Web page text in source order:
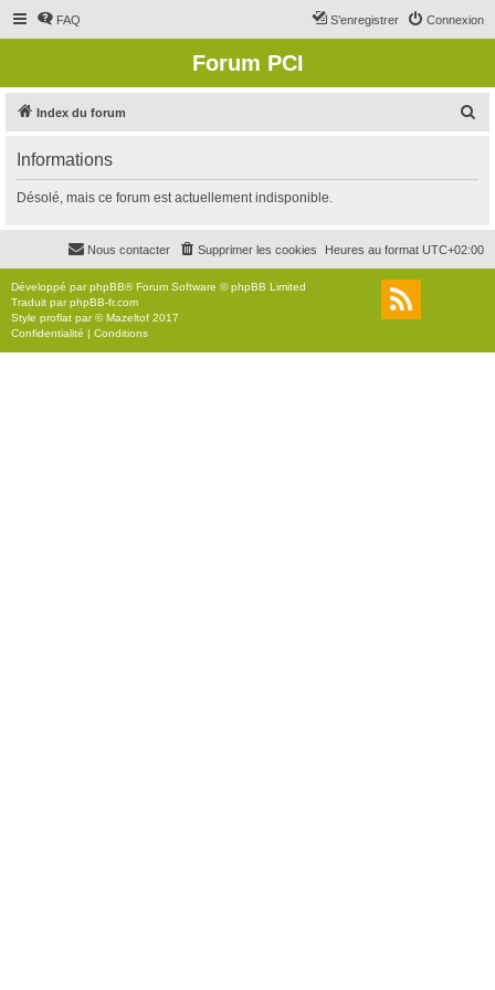
FAQ Connexion
S’enregistrer
Forum PCI
Index du forum
r
c
r
Informations
Désolé, mais ce forum est actuellement indisponible.
Heures au format UTC+02:00
Supprimer les cookies
Nous contacter
Développé parphpBB® Forum Software © phpBB Limited
Traduit parphpBB-fr.com
Style proflat par ©Mazeltof 2017
Confidentialité | Conditions